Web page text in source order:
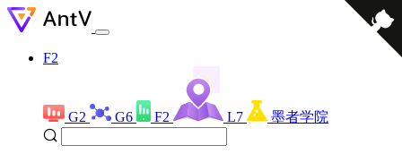
F2
G2 G6 F2 L7 墨者学院